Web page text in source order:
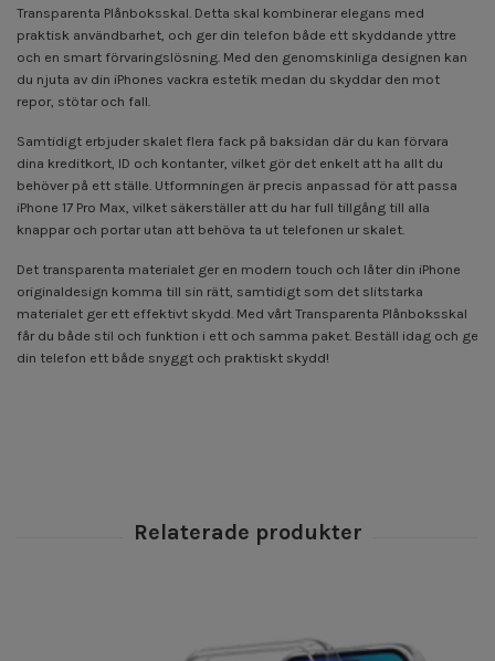
Transparenta Plånboksskal. Detta skal kombinerar elegans med
praktisk användbarhet, och ger din telefon både ett skyddande yttre
och en smart förvaringslösning. Med den genomskinliga designen kan
du njuta av din iPhones vackra estetik medan du skyddar den mot
repor, stötar och fall.
Samtidigt erbjuder skalet flera fack på baksidan där du kan förvara
dina kreditkort, ID och kontanter, vilket gör det enkelt att ha allt du
behöver på ett ställe. Utformningen är precis anpassad för att passa
iPhone 17 Pro Max, vilket säkerställer att du har full tillgång till alla
knappar och portar utan att behöva ta ut telefonen ur skalet.
Det transparenta materialet ger en modern touch och låter din iPhone
originaldesign komma till sin rätt, samtidigt som det slitstarka
materialet ger ett effektivt skydd. Med vårt Transparenta Plånboksskal
får du både stil och funktion i ett och samma paket. Beställ idag och ge
din telefon ett både snyggt och praktiskt skydd!